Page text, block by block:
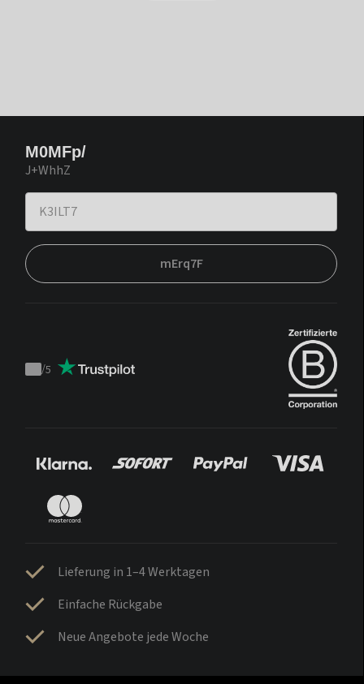
M0MFp/
J+WhhZ
mErq7F
Trustpilot
/5
Lieferung in 1–4 Werktagen
Einfache Rückgabe
Neue Angebote jede Woche